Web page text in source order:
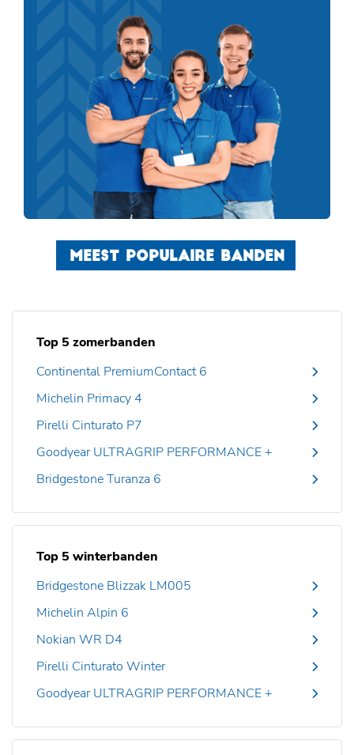
MEEST POPULAIRE BANDEN
Top 5 zomerbanden
Continental PremiumContact 6
Michelin Primacy 4
Pirelli Cinturato P7
Goodyear ULTRAGRIP PERFORMANCE +
Bridgestone Turanza 6
Top 5 winterbanden
Bridgestone Blizzak LM005
Michelin Alpin 6
Nokian WR D4
Pirelli Cinturato Winter
Goodyear ULTRAGRIP PERFORMANCE +